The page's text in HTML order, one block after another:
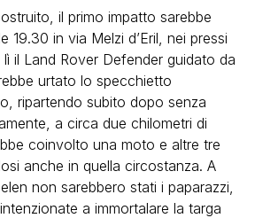
il primo impatto sarebbe
19.30 in via Melzi d’Eril, nei pressi
lì il Land Rover Defender guidato da
urtato lo specchietto
ripartendo subito dopo senza
a circa due chilometri di
coinvolto una moto e altre tre
anche in quella circostanza. A
non sarebbero stati i paparazzi,
a immortalare la targa